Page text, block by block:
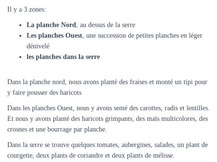
Il y a 3 zones:
La planche Nord, au dessus de la serre
Les planches Ouest, une succession de petites planches en léger
dénivelé
les planches dans la serre
Dans la planche nord, nous avons planté des fraises et monté un tipi pour
y faire pousser des haricots
Dans les planches Ouest, nous y avons semé des carottes, radis et lentilles.
Et nous y avons planté des haricots grimpants, des maïs multicolores, des
crosnes et une bourrage par planche.
Dans la serre se trouve quelques tomates, aubergines, salades, un plant de
courgette, deux plants de coriandre et deux plants de mélisse.